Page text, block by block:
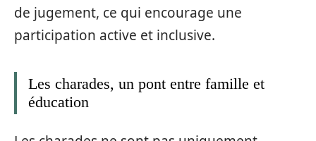
de jugement, ce qui encourage une
participation active et inclusive.
Les charades, un pont entre famille et
éducation